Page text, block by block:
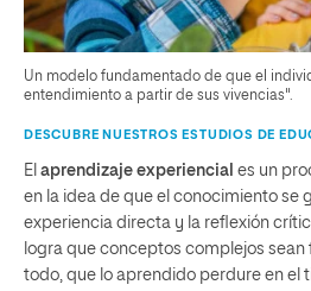
Un modelo fundamentado de que el
entendimiento a partir de sus vivencias".
DESCUBRE NUESTROS ESTUDIOS DE
El aprendizaje experiencial es un
en la idea de que el conocimiento se
experiencia directa y la reflexión
logra que conceptos complejos sean
todo, que lo aprendido perdure en el